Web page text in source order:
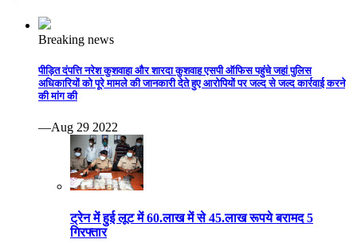
Breaking news
पीड़ित दंपत्ति नरेश कुशवाहा और शारदा कुशवाह एसपी ऑफिस पहुंचे जहां पुलिस
अधिकारियों को पूरे मामले की जानकारी देते हुए आरोपियों पर जल्द से जल्द कार्रवाई करने
की मांग की
—Aug 29 2022
ट्रेन में हुई लूट में 60.लाख में से 45.लाख रूपये बरामद 5
गिरफ्तार